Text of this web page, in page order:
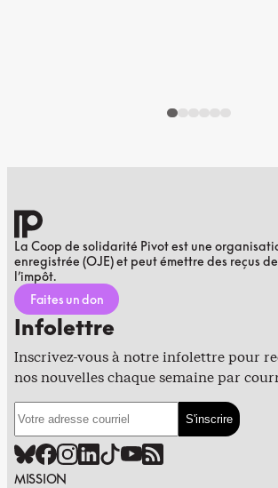
La Coop de solidarité Pivot est une
enregistrée (OJE) et peut émettre des reçus
l’impôt.
Faites un don
Infolettre
Inscrivez-vous à notre infolettre pour
nos nouvelles chaque semaine par
MISSION